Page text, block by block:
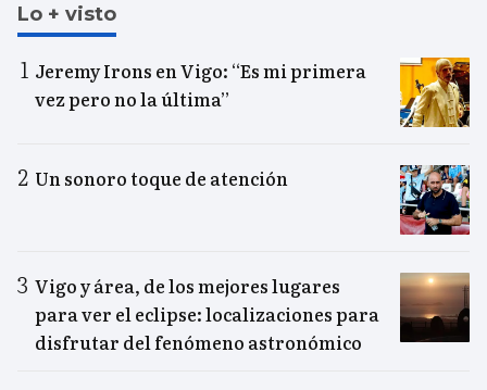
Lo + visto
Jeremy Irons en Vigo: “Es mi primera
vez pero no la última”
Un sonoro toque de atención
Vigo y área, de los mejores lugares
para ver el eclipse: localizaciones para
disfrutar del fenómeno astronómico